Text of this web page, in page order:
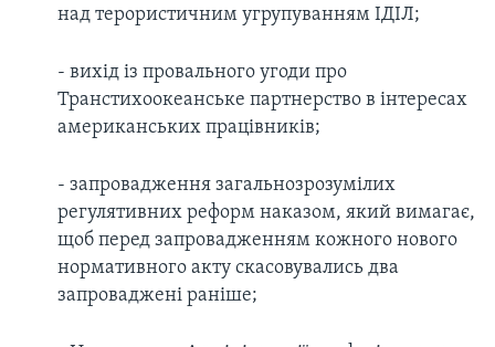
над терористичним угрупуванням ІДІЛ;
- вихід із провального угоди про
Транстихоокеанське партнерство в інтересах
американських працівників;
- запровадження загальнозрозумілих
регулятивних реформ наказом, який вимагає,
щоб перед запровадженням кожного нового
нормативного акту скасовувались два
запроваджені раніше;